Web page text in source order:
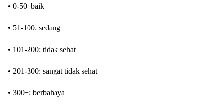
• 0-50: baik
• 51-100: sedang
• 101-200: tidak sehat
• 201-300: sangat tidak sehat
• 300+: berbahaya